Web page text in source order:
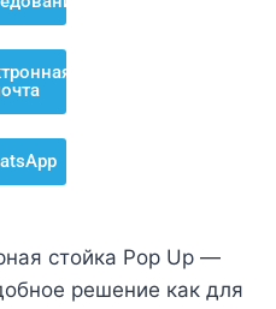
стойка Pop Up —
решение как для